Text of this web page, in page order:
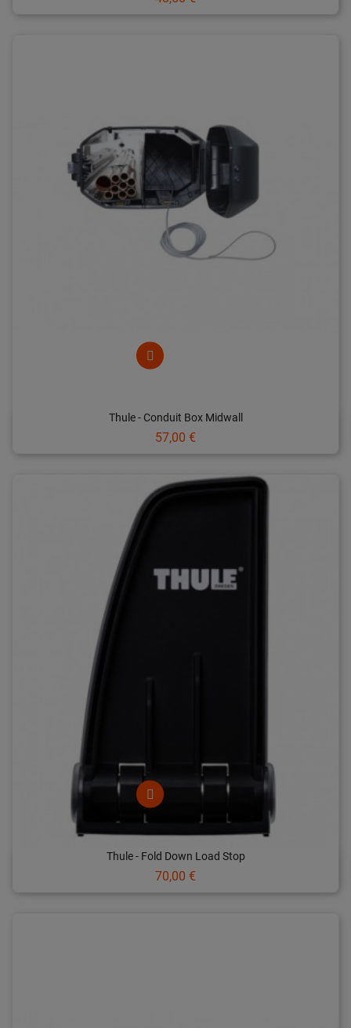
Thule - Conduit Box Midwall
Prix
57,00 €
Thule - Fold Down Load Stop
Prix
70,00 €